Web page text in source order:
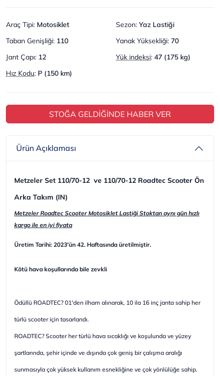
Araç Tipi: Motosiklet Sezon: Yaz Lastiği
Taban Genişliği: 110 Yanak Yüksekliği: 70
Jant Çapı: 12 Yük indeksi: 47 (175 kg)
Hız Kodu: P (150 km)
STOĞA GELDİĞİNDE HABER VER
Ürün Açıklaması
Metzeler Set 110/70-12 ve 110/70-12 Roadtec Scooter Ön
Arka Takım (IN)
Metzeler Roadtec Scooter Motosiklet Lastiği Stoktan aynı gün hızlı
kargo ile en iyi fiyata
Üretim Tarihi: 2023'ün 42. Haftasında üretilmiştir.
Kötü hava koşullarında bile zevkli
Ödüllü ROADTEC? 01'den ilham alınarak, 10 ila 16 inç janta sahip her
türlü scooter için tasarlandı.
ROADTEC? Scooter her türlü hava sıcaklığı ve koşulunda ve yüzey
şartlarında, şehir içinde ve dışında çok geniş bir çalışma aralığı
sunmasıyla çok yüksek kullanım esnekliğine ve çok yönlülüğe sahip.